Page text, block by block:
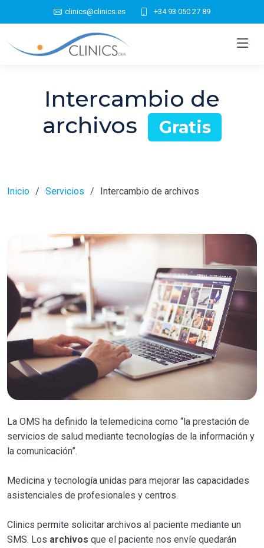
clinics@clinics.es +34 93 050 27 89
Intercambio de
archivos
Gratis
Inicio Servicios Intercambio de archivos
La OMS ha definido la telemedicina como “la prestación de
servicios de salud mediante tecnologías de la información y
la comunicación”.
Medicina y tecnología unidas para mejorar las capacidades
asistenciales de profesionales y centros.
Clinics permite solicitar archivos al paciente mediante un
SMS. Los archivos que el paciente nos envíe quedarán